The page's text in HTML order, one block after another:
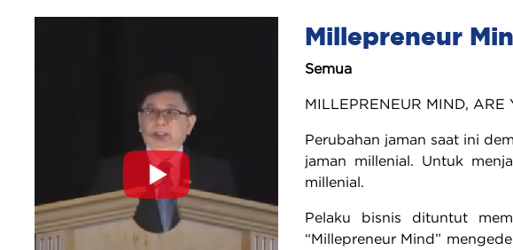
Millepreneur
Semua
MILLEPRENEUR MIND, ARE
Perubahan jaman saat ini
jaman millenial. Untuk
millenial.
Pelaku bisnis dituntut
“Millepreneur Mind”